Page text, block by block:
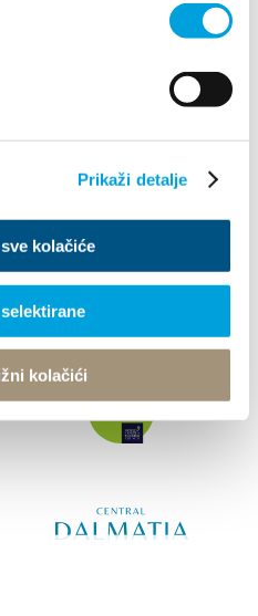
Prikaži detalje
kolačiće
kolačići
Wskazówki
Developed by:Nove vibracije
Signed Design